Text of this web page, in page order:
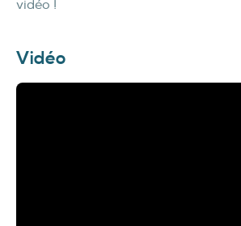
vidéo !
Vidéo